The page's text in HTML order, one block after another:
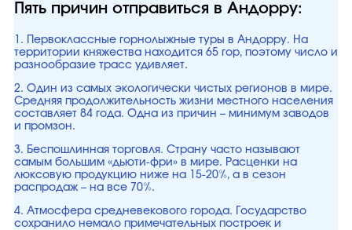
Пять причин отправиться в Андорру:
1. Первоклассные горнолыжные туры в Андорру. На
территории княжества находится 65 гор, поэтому число и
разнообразие трасс удивляет.
2. Один из самых экологически чистых регионов в мире.
Средняя продолжительность жизни местного населения
составляет 84 года. Одна из причин – минимум заводов
и промзон.
3. Беспошлинная торговля. Страну часто называют
самым большим «дьюти-фри» в мире. Расценки на
люксовую продукцию ниже на 15-20%, а в сезон
распродаж – на все 70%.
4. Атмосфера средневекового города. Государство
сохранило немало примечательных построек и